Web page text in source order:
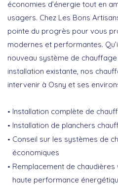
économies d’énergie tout en
usagers. Chez Les Bons
pointe du progrès pour vous
modernes et performantes.
nouveau système de
installation existante, nos
intervenir à Osny et ses
Installation complète de
Installation de planchers
Conseil sur les systèmes de
économiques
Remplacement de
haute performance